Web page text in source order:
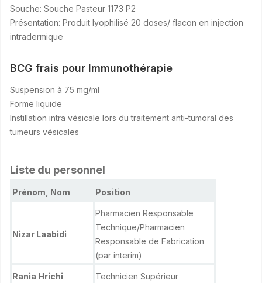
Souche: Souche Pasteur 1173 P2
Présentation: Produit lyophilisé 20 doses/ flacon en injection
intradermique
BCG frais pour Immunothérapie
Suspension à 75 mg/ml
Forme liquide
Instillation intra vésicale lors du traitement anti-tumoral des
tumeurs vésicales
Liste du personnel
Prénom, Nom Position
Nizar Laabidi
Pharmacien Responsable
Technique/Pharmacien
Responsable de Fabrication
(par interim)
Rania Hrichi Technicien Supérieur